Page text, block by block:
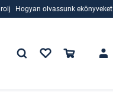
Hogyan olvassunk ekönyveket